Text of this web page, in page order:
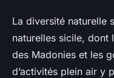
La diversité naturelle
naturelles sicile, dont
des Madonies et les
d’activités plein air y